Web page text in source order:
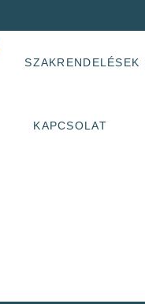
SZAKRENDELÉSEK
KAPCSOLAT